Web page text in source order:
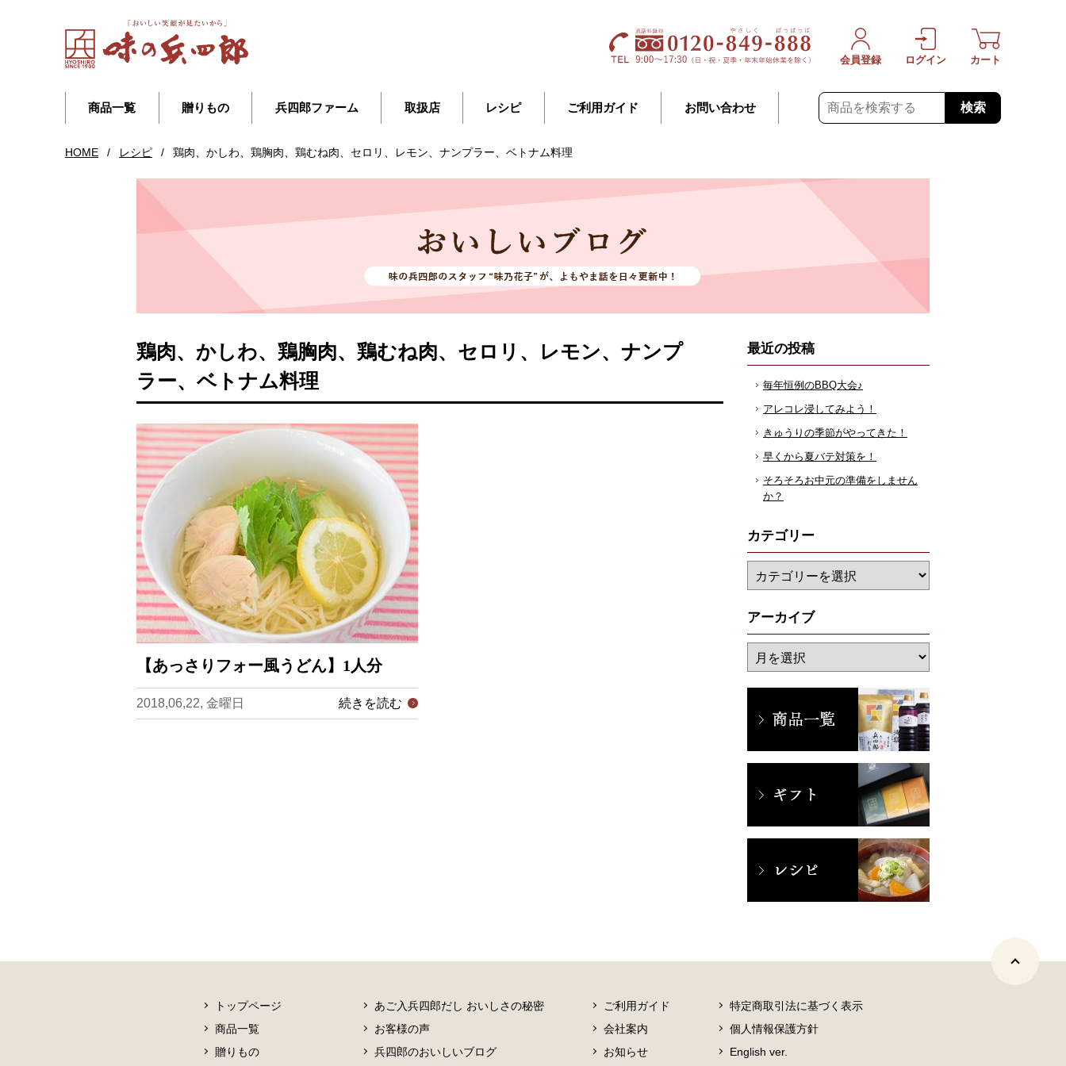
商品一覧 贈りもの 兵四郎ファーム 取扱店 レシピ ご利用ガイド お問い合わせ 検索
会員登録 ログイン カート
HOME / レシピ / 鶏肉、かしわ、鶏胸肉、鶏むね肉、セロリ、レモン、ナンプラー、ベトナム料理
鶏肉、かしわ、鶏胸肉、鶏むね肉、セロリ、レモン、ナンプ
ラー、ベトナム料理
【あっさりフォー風うどん】1人分
2018,06,22, 金曜日 続きを読む
最近の投稿
毎年恒例のBBQ大会♪
アレコレ浸してみよう！
きゅうりの季節がやってきた！
早くから夏バテ対策を！
そろそろお中元の準備をしません
か？
カテゴリー
アーカイブ
トップページ
商品一覧
贈りもの
あご入兵四郎だし おいしさの秘密
お客様の声
兵四郎のおいしいブログ
ご利用ガイド
会社案内
お知らせ
特定商取引法に基づく表示
個人情報保護方針
English ver.